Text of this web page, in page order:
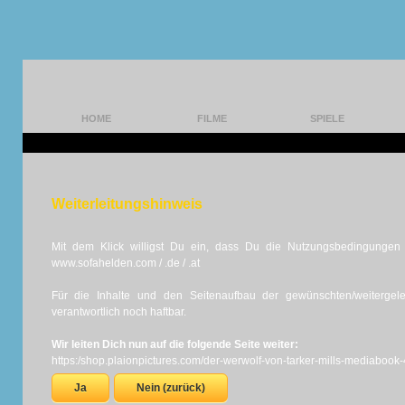
HOME FILME SPIELE
Weiterleitungshinweis
Mit dem Klick willigst Du ein, dass Du die
www.sofahelden.com / .de / .at
Für die Inhalte und den Seitenaufbau der gewünschten/
verantwortlich noch haftbar.
Wir leiten Dich nun auf die folgende Seite weiter:
https:/shop.plaionpictures.com/der-werwolf-von-tarker-mills-
Ja Nein (zurück)